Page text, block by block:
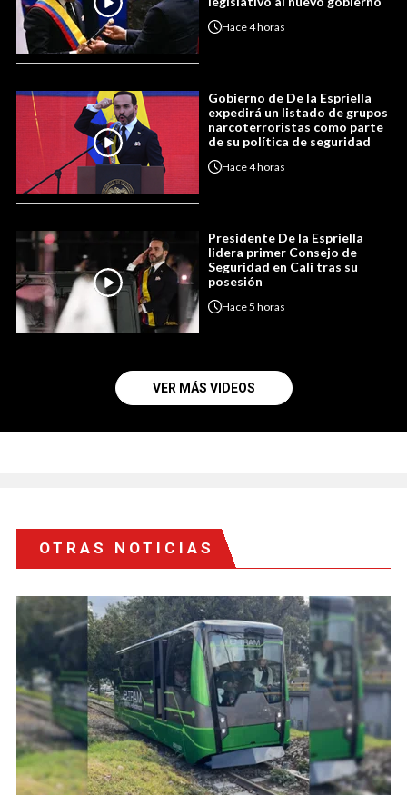
Hace4 horas
Gobierno de De la Espriella
expedirá un listado de grupos
narcoterroristas como parte
de su política de seguridad
Hace4 horas
Presidente De la Espriella
lidera primer Consejo de
Seguridad en Cali tras su
posesión
Hace5 horas
VER MÁS VIDEOS
OTRAS NOTICIAS